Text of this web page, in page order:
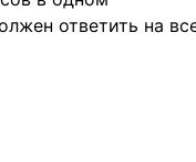
ответить на